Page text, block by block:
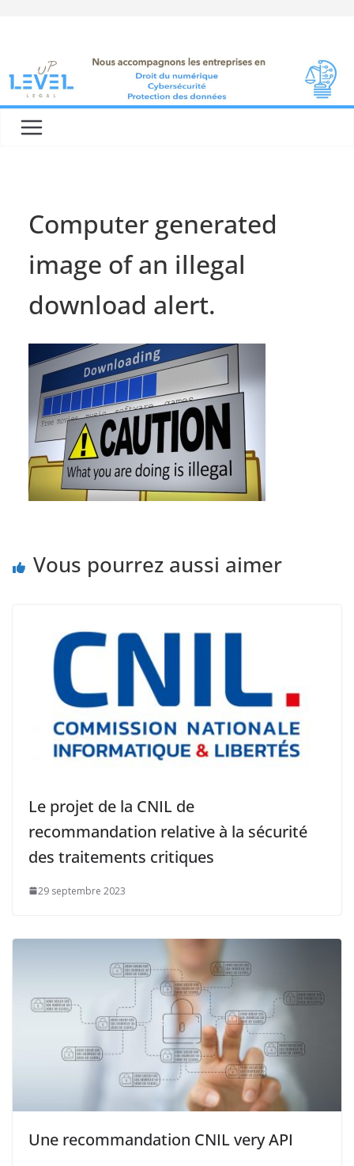
Computer generated
image of an illegal
download alert.
Vous pourrez aussi aimer
Le projet de la CNIL de
recommandation relative à la sécurité
des traitements critiques
29 septembre 2023
Une recommandation CNIL very API